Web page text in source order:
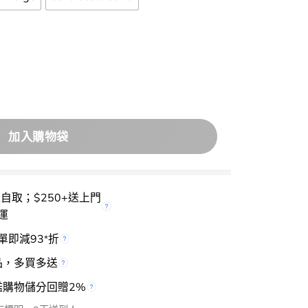
Concealer 持久遮瑕膏- 3色選擇 數量
加入購物袋
取；$250+送上門
即減93*折
多買多送
物儲分回贈2%